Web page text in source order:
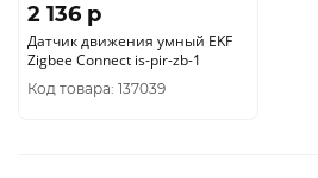
2 136 p
Датчик движения умный EKF
Zigbee Connect is-pir-zb-1
Код товара: 137039